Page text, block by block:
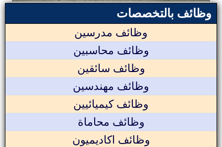
وظائف بالتخصصات
وظائف مدرسين
وظائف محاسبين
وظائف سائقين
وظائف مهندسين
وظائف كيميائيين
وظائف محاماة
وظائف اكاديميون